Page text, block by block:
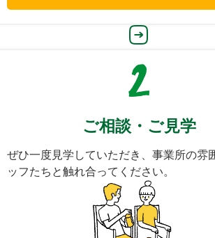
ご相談・ご見学
ぜひ一度見学していただき、事業所の雰
ッフたちと触れ合ってください。